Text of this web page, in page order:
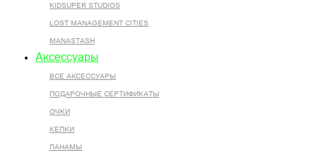
KIDSUPER STUDIOS
LOST MANAGEMENT CITIES
MANASTASH
Аксессуары
ВСЕ AКСЕССУАРЫ
ПОДАРОЧНЫЕ СЕРТИФИКАТЫ
ОЧКИ
КЕПКИ
ПАНАМЫ